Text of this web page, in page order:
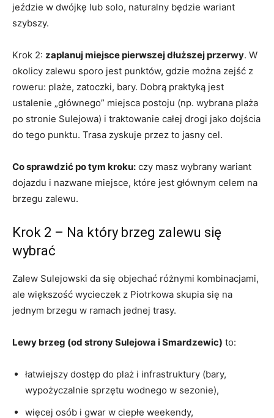
jeździe w dwójkę lub solo, naturalny będzie wariant
szybszy.
Krok 2: zaplanuj miejsce pierwszej dłuższej przerwy. W
okolicy zalewu sporo jest punktów, gdzie można zejść z
roweru: plaże, zatoczki, bary. Dobrą praktyką jest
ustalenie „głównego” miejsca postoju (np. wybrana plaża
po stronie Sulejowa) i traktowanie całej drogi jako dojścia
do tego punktu. Trasa zyskuje przez to jasny cel.
Co sprawdzić po tym kroku: czy masz wybrany wariant
dojazdu i nazwane miejsce, które jest głównym celem na
brzegu zalewu.
Krok 2 – Na który brzeg zalewu się
wybrać
Zalew Sulejowski da się objechać różnymi kombinacjami,
ale większość wycieczek z Piotrkowa skupia się na
jednym brzegu w ramach jednej trasy.
Lewy brzeg (od strony Sulejowa i Smardzewic) to:
łatwiejszy dostęp do plaż i infrastruktury (bary,
wypożyczalnie sprzętu wodnego w sezonie),
więcej osób i gwar w ciepłe weekendy,